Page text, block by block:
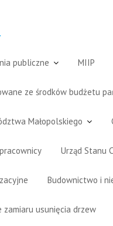
publiczne MIIP
ze środków budżetu
Małopolskiego
Urząd Stanu
Budownictwo i
zamiaru usunięcia drzew